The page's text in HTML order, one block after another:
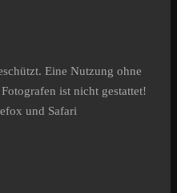
Eine Nutzung ohne
ist nicht gestattet!
und Safari